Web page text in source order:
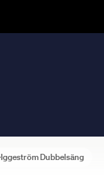
Iggeström Dubbelsäng